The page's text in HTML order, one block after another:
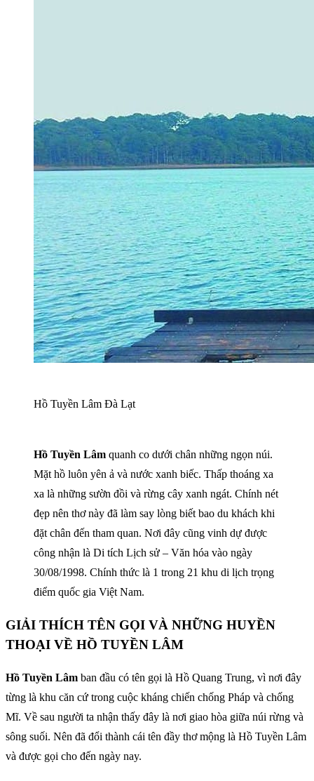
Hồ Tuyền Lâm Đà Lạt
Hồ Tuyền Lâm quanh co dưới chân những ngọn núi.
Mặt hồ luôn yên ả và nước xanh biếc. Thấp thoáng xa
xa là những sườn đồi và rừng cây xanh ngát. Chính nét
đẹp nên thơ này đã làm say lòng biết bao du khách khi
đặt chân đến tham quan. Nơi đây cũng vinh dự được
công nhận là Di tích Lịch sử – Văn hóa vào ngày
30/08/1998. Chính thức là 1 trong 21 khu di lịch trọng
điểm quốc gia Việt Nam.
GIẢI THÍCH TÊN GỌI VÀ NHỮNG HUYỀN
THOẠI VỀ HỒ TUYỀN LÂM
Hồ Tuyền Lâm ban đầu có tên gọi là Hồ Quang Trung, vì nơi đây
từng là khu căn cứ trong cuộc kháng chiến chống Pháp và chống
Mĩ. Về sau người ta nhận thấy đây là nơi giao hòa giữa núi rừng và
sông suối. Nên đã đổi thành cái tên đầy thơ mộng là Hồ Tuyền Lâm
và được gọi cho đến ngày nay.